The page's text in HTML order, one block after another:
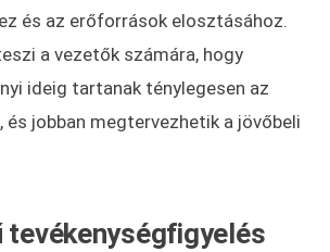
és az erőforrások elosztásához.
a vezetők számára, hogy
ideig tartanak ténylegesen az
és jobban megtervezhetik a jövőbeli
tevékenységfigyelés